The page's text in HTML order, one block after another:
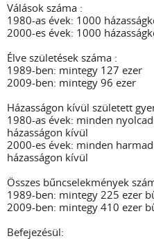
Válások száma :
1980-as évek: 1000
2000-es évek: 1000
Élve születések száma :
1989-ben: mintegy 127 ezer
2009-ben: mintegy 96 ezer
Házasságon kívül született
1980-as évek: minden
házasságon kívül
2000-es évek: minden
házasságon kívül
Összes bűncselekmények
1989-ben: mintegy 225 ezer
2009-ben: mintegy 410 ezer
Befejezésül: